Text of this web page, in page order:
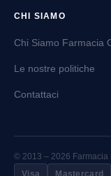
CHI SIAMO
Chi Siamo Farmacia
Le nostre politiche
Contattaci
© 2013 – 2026 Farmacia
Visa
Mastercard